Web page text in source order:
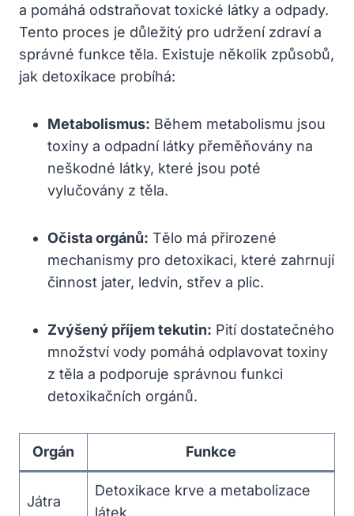
a pomáhá odstraňovat toxické látky a ⁢odpady.
Tento proces ⁤je důležitý pro​ udržení ​zdraví a‍
správné funkce ⁢těla. Existuje několik ‌způsobů,
jak detoxikace⁣ probíhá:
Metabolismus: Během‌ metabolismu ‌jsou
toxiny ⁢a odpadní‍ látky přeměňovány na
⁣neškodné látky, které jsou poté
vylučovány⁤ z těla.
Očista orgánů: Tělo má přirozené
⁣mechanismy pro detoxikaci, které‍ zahrnují
činnost jater, ledvin, střev a plic.
Zvýšený příjem tekutin: Pití⁣ dostatečného
⁣množství⁣ vody pomáhá odplavovat toxiny
z těla a⁣ podporuje správnou funkci
detoxikačních orgánů.
Orgán Funkce
Játra
Detoxikace krve a metabolizace
látek